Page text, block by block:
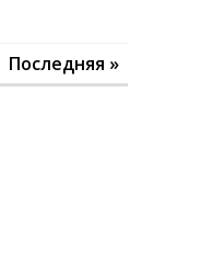
Последняя »